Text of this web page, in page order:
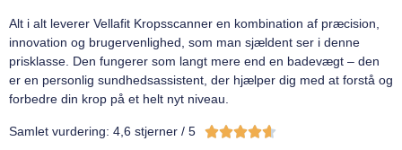
Alt i alt leverer Vellafit Kropsscanner en kombination af præcision,
innovation og brugervenlighed, som man sjældent ser i denne
prisklasse. Den fungerer som langt mere end en badevægt – den
er en personlig sundhedsassistent, der hjælper dig med at forstå og
forbedre din krop på et helt nyt niveau.
Samlet vurdering: 4,6 stjerner / 5 